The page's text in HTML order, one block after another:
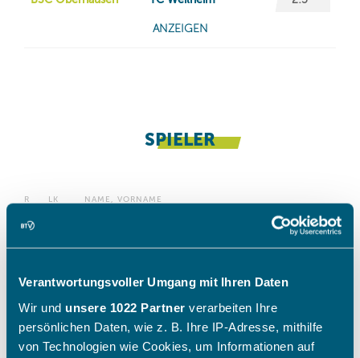
Verantwortungsvoller Umgang mit Ihren Daten
Wir und unsere 1022 Partner verarbeiten Ihre
persönlichen Daten, wie z. B. Ihre IP-Adresse, mithilfe
von Technologien wie Cookies, um Informationen auf